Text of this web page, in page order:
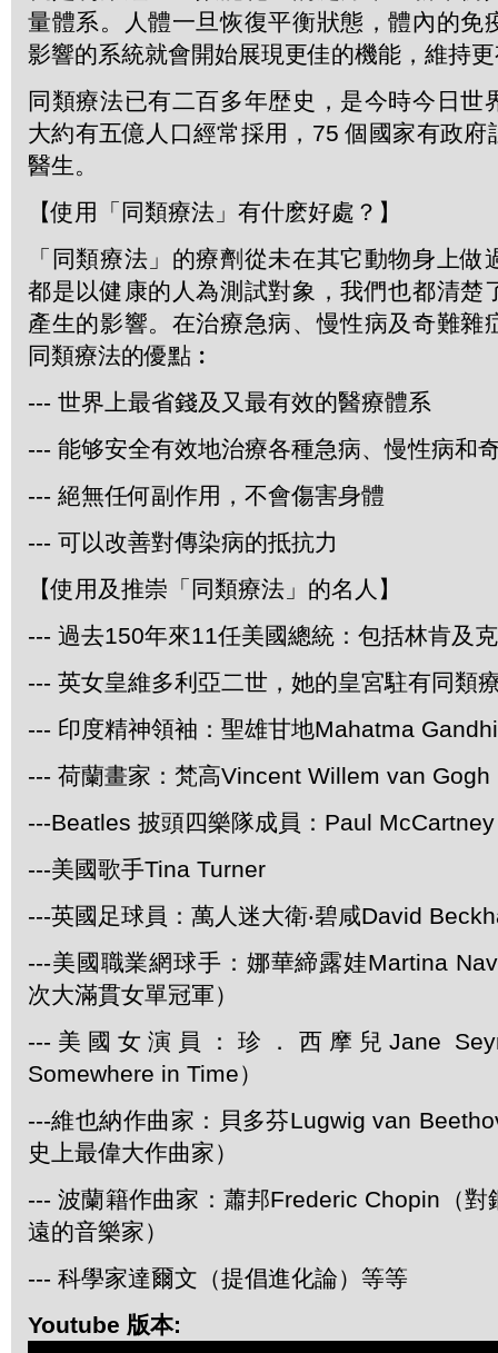
量體系。人體一旦恢復平衡狀態，體內的免
影響的系統就會開始展現更佳的機能，維持
同類療法已有二百多年歴史，是今時今日世
大約有五億人口經常採用，75 個國家有政府
醫生。
【使用「同類療法」有什麽好處？】
「同類療法」的療劑從未在其它動物身上做
都是以健康的人為測試對象，我們也都清楚
產生的影響。在治療急病、慢性病及奇難雜
同類療法的優點︰
--- 世界上最省錢及又最有效的醫療體系
--- 能够安全有效地治療各種急病、慢性病和
--- 絕無任何副作用，不會傷害身體
--- 可以改善對傳染病的抵抗力
【使用及推崇「同類療法」的名人】
--- 過去150年來11任美國總統：包括林肯及
--- 英女皇維多利亞二世，她的皇宮駐有同類
--- 印度精神領袖：聖雄甘地Mahatma Gandhi
--- 荷蘭畫家：梵高Vincent Willem van Gogh
---Beatles 披頭四樂隊成員：Paul
---美國歌手Tina Turner
---英國足球員：萬人迷大衛‧碧咸David
---美國職業網球手：娜華締露娃Martina
次大滿貫女單冠軍）
---美國女演員：珍．西摩兒Jane
Somewhere in Time）
---維也納作曲家：貝多芬Lugwig van
史上最偉大作曲家）
--- 波蘭籍作曲家：蕭邦Frederic Chopin（對
遠的音樂家）
--- 科學家達爾文（提倡進化論）等等
Youtube 版本: